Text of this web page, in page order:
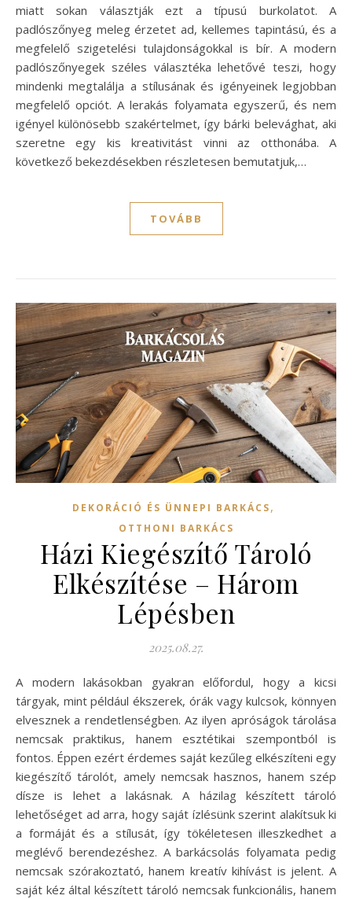
miatt sokan választják ezt a típusú burkolatot. A
padlószőnyeg meleg érzetet ad, kellemes tapintású, és a
megfelelő szigetelési tulajdonságokkal is bír. A modern
padlószőnyegek széles választéka lehetővé teszi, hogy
mindenki megtalálja a stílusának és igényeinek legjobban
megfelelő opciót. A lerakás folyamata egyszerű, és nem
igényel különösebb szakértelmet, így bárki belevághat, aki
szeretne egy kis kreativitást vinni az otthonába. A
következő bekezdésekben részletesen bemutatjuk,…
TOVÁBB
DEKORÁCIÓ ÉS ÜNNEPI BARKÁCS,
OTTHONI BARKÁCS
Házi Kiegészítő Tároló
Elkészítése – Három
Lépésben
2025.08.27.
A modern lakásokban gyakran előfordul, hogy a kicsi
tárgyak, mint például ékszerek, órák vagy kulcsok, könnyen
elvesznek a rendetlenségben. Az ilyen apróságok tárolása
nemcsak praktikus, hanem esztétikai szempontból is
fontos. Éppen ezért érdemes saját kezűleg elkészíteni egy
kiegészítő tárolót, amely nemcsak hasznos, hanem szép
dísze is lehet a lakásnak. A házilag készített tároló
lehetőséget ad arra, hogy saját ízlésünk szerint alakítsuk ki
a formáját és a stílusát, így tökéletesen illeszkedhet a
meglévő berendezéshez. A barkácsolás folyamata pedig
nemcsak szórakoztató, hanem kreatív kihívást is jelent. A
saját kéz által készített tároló nemcsak funkcionális, hanem